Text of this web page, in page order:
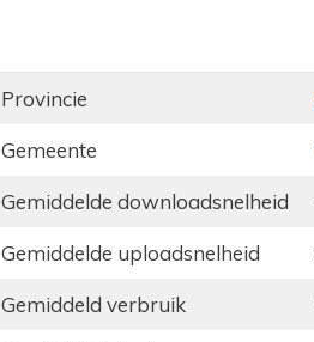
Provincie
Gemeente
Gemiddelde downloadsnelheid
Gemiddelde uploadsnelheid
Gemiddeld verbruik